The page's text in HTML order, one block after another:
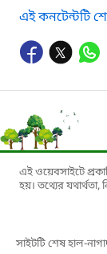
এই কনটেন্টটি
এই ওয়েবসাইটে
হয়। তথ্যের যথার্থতা,
সাইটটি শেষ হাল-